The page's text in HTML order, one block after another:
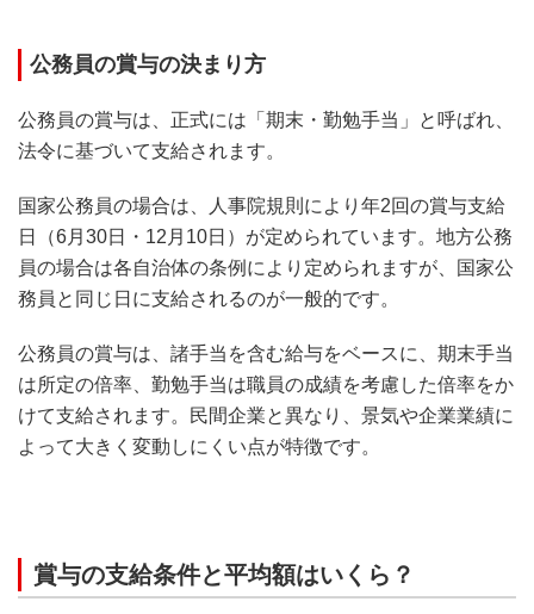
公務員の賞与の決まり方
公務員の賞与は、正式には「期末・勤勉手当」と呼ばれ、
法令に基づいて支給されます。
国家公務員の場合は、人事院規則により年2回の賞与支給
日（6月30日・12月10日）が定められています。地方公務
員の場合は各自治体の条例により定められますが、国家公
務員と同じ日に支給されるのが一般的です。
公務員の賞与は、諸手当を含む給与をベースに、期末手当
は所定の倍率、勤勉手当は職員の成績を考慮した倍率をか
けて支給されます。民間企業と異なり、景気や企業業績に
よって大きく変動しにくい点が特徴です。
賞与の支給条件と平均額はいくら？